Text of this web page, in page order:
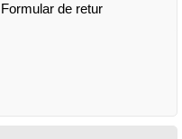
Formular de retur